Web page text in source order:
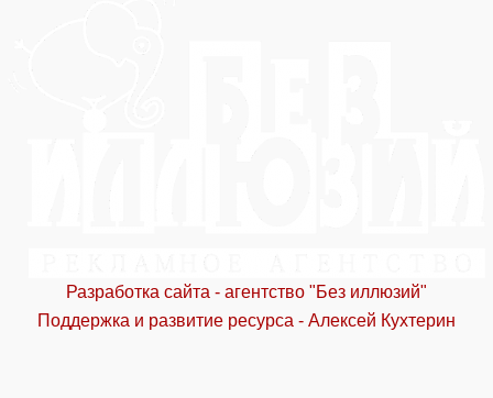
Разработка сайта - агентство "Без иллюзий"
Поддержка и развитие ресурса - Алексей Кухтерин